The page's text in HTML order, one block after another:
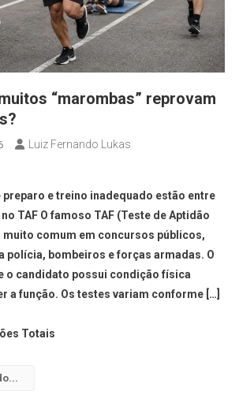
“marombas” reprovam
Luiz Fernando Lukas
e treino inadequado estão entre
TAF O famoso TAF (Teste de Aptidão
muito comum em concursos públicos,
polícia, bombeiros e forças armadas. O
o candidato possui condição física
a função. Os testes variam conforme […]
Totais